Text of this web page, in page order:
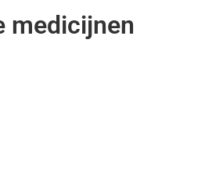
medicijnen